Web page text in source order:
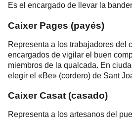
Es el encargado de llevar la
Caixer Pages (payés)
Representa a los trabajadores del
encargados de vigilar el buen
miembros de la qualcada. En
elegir el «Be» (cordero) de Sant
Caixer Casat (casado)
Representa a los artesanos del